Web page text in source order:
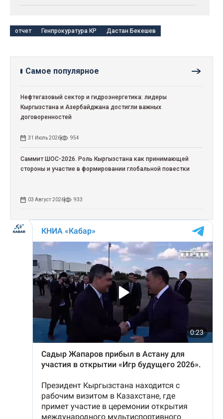
отчет Генпрокуратура КР Дастан Бекешев
Самое популярное
Нефтегазовый сектор и гидроэнергетика: лидеры
Кыргызстана и Азербайджана достигли важных
договоренностей
31 Июль 2026 954
Саммит ШОС-2026. Роль Кыргызстана как принимающей
стороны и участие в формировании глобальной повестки
03 Август 2026 933